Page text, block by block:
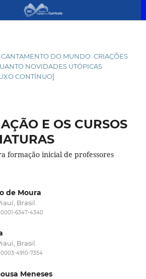
DO MUNDO: CRIAÇÕES
NOVIDADES UTÓPICAS
CONTÍNUO]
E OS CURSOS
formação inicial de professores
de Moura
Brasil.
6347-4340
Brasil.
4910-7354
Meneses